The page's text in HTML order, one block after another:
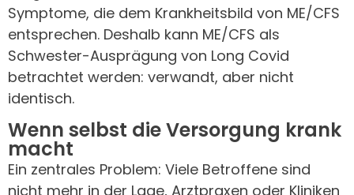
Symptome, die dem Krankheitsbild von ME/CFS
entsprechen. Deshalb kann ME/CFS als
Schwester-Ausprägung von Long Covid
betrachtet werden: verwandt, aber nicht
identisch.
Wenn selbst die Versorgung krank
macht
Ein zentrales Problem: Viele Betroffene sind
nicht mehr in der Lage, Arztpraxen oder Kliniken